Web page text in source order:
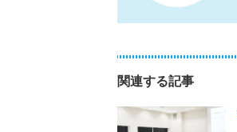
関連する記事